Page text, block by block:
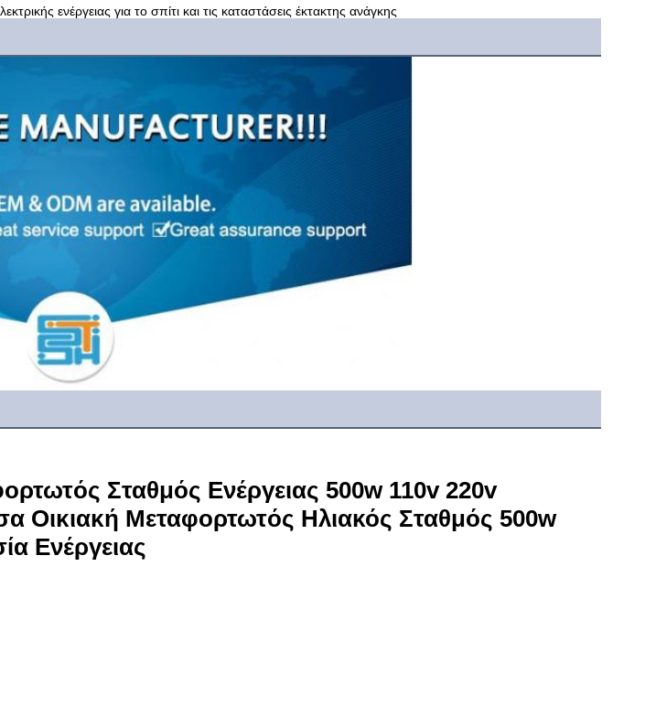
ενέργειας για το σπίτι και τις καταστάσεις έκτακτης ανάγκης
Σταθμός Ενέργειας 500w 110v 220v
Οικιακή Μεταφορτωτός Ηλιακός Σταθμός 500w
Ενέργειας